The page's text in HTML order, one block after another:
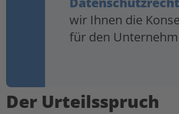
wir Ihnen die
für den
Der Urteilsspruch